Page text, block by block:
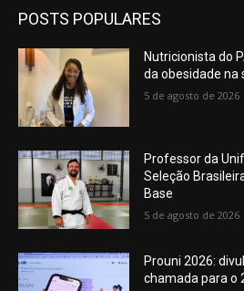
POSTS POPULARES
Nutricionista do
da obesidade na
5 de agosto de 2026
Professor da
Seleção
Base
5 de agosto de 2026
Prouni 2026:
chamada para o